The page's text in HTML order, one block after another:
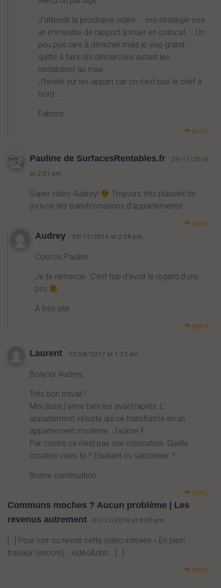
J’attends la prochaine vidéo. .. ma stratégie vise
un immeuble de rapport à louer en colocat. .. Un
peu plus rare à dénicher mais je vise grand …
quitte à faire les démarches autant les
rentabiliser au max …
J’hésite sur les appart car on n’est pas le chef a
bord ….
Fabrice
REPLY
Pauline de SurfacesRentables.fr · 29/11/2016
at 2:51 pm
Super vidéo Audrey!
Toujours très plaisant de
(re)voir tes transformations d’appartements!
REPLY
Audrey · 29/11/2016 at 2:58 pm
Coucou Pauline
Je te remercie. C’est top d’avoir le regard d’une
pro
A très vite
REPLY
Laurent · 22/04/2017 at 1:32 am
Bonjour Audrey,
Très bon travail !
Moi aussi j’aime bien les avant/après. L’
appartement vétuste qui se transforme en un
appartement moderne. J’adore !!
Par contre ce n’est pas une colocation. Quelle
location vises tu ? Etudiant ou saisonnier ?
Bonne continuation
REPLY
Communs moches ? Aucun problème | Les
revenus autrement · 01/12/2016 at 9:30 pm
[…] Pour voir ou revoir cette vidéo intitulée « En plein
travaux (encore)… vidéo&nbs… […]
REPLY